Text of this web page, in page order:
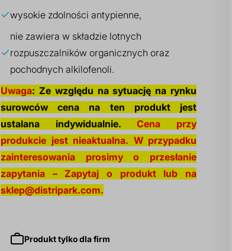
wysokie zdolności antypienne,
nie zawiera w składzie lotnych
rozpuszczalników organicznych oraz
pochodnych alkilofenoli.
Uwaga: Ze względu na sytuację na rynku
surowców cena na ten produkt jest
ustalana indywidualnie.Cena przy
produkcie jest nieaktualna. W przypadku
zainteresowania prosimy o przesłanie
zapytania – Zapytaj o produkt lub na
sklep@distripark.com.
Produkt tylko dla firm